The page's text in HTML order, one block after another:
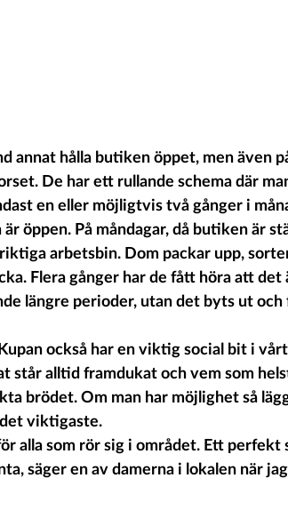
annat hålla butiken öppet, men även
De har ett rullande schema där
en eller möjligtvis två gånger i
öppen. På måndagar, då butiken är
arbetsbin. Dom packar upp,
Flera gånger har de fått höra att det
längre perioder, utan det byts ut och
också har en viktig social bit i
står alltid framdukat och vem som
brödet. Om man har möjlighet så
viktigaste.
alla som rör sig i området. Ett perfekt
säger en av damerna i lokalen när